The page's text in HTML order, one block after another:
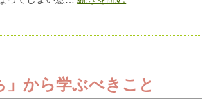
」から学ぶべきこと